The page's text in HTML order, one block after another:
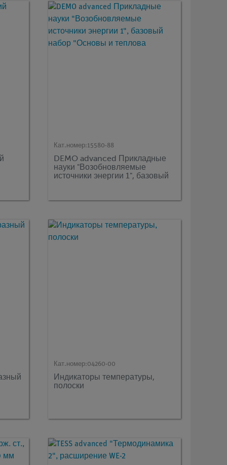
Кат.номер:15580-88
DEMO advanced Прикладные
науки "Возобновляемые
источники энергии 1", базовый
Кат.номер:04260-00
Индикаторы температуры,
полоски